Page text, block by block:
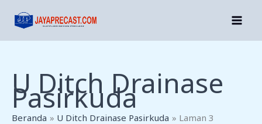
U Ditch Drainase
Pasirkuda
Beranda U Ditch Drainase Pasirkuda Laman 3